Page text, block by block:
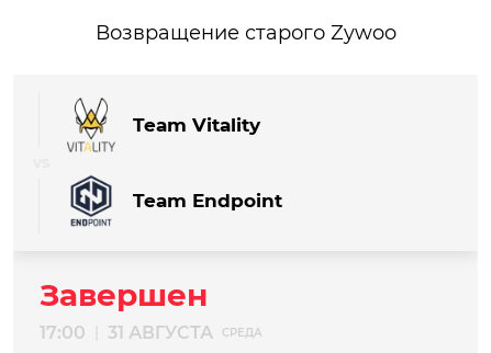
Возвращение старого Zywoo
Team Vitality
Team Endpoint
Завершен
17:00 31 АВГУСТА СРЕДА